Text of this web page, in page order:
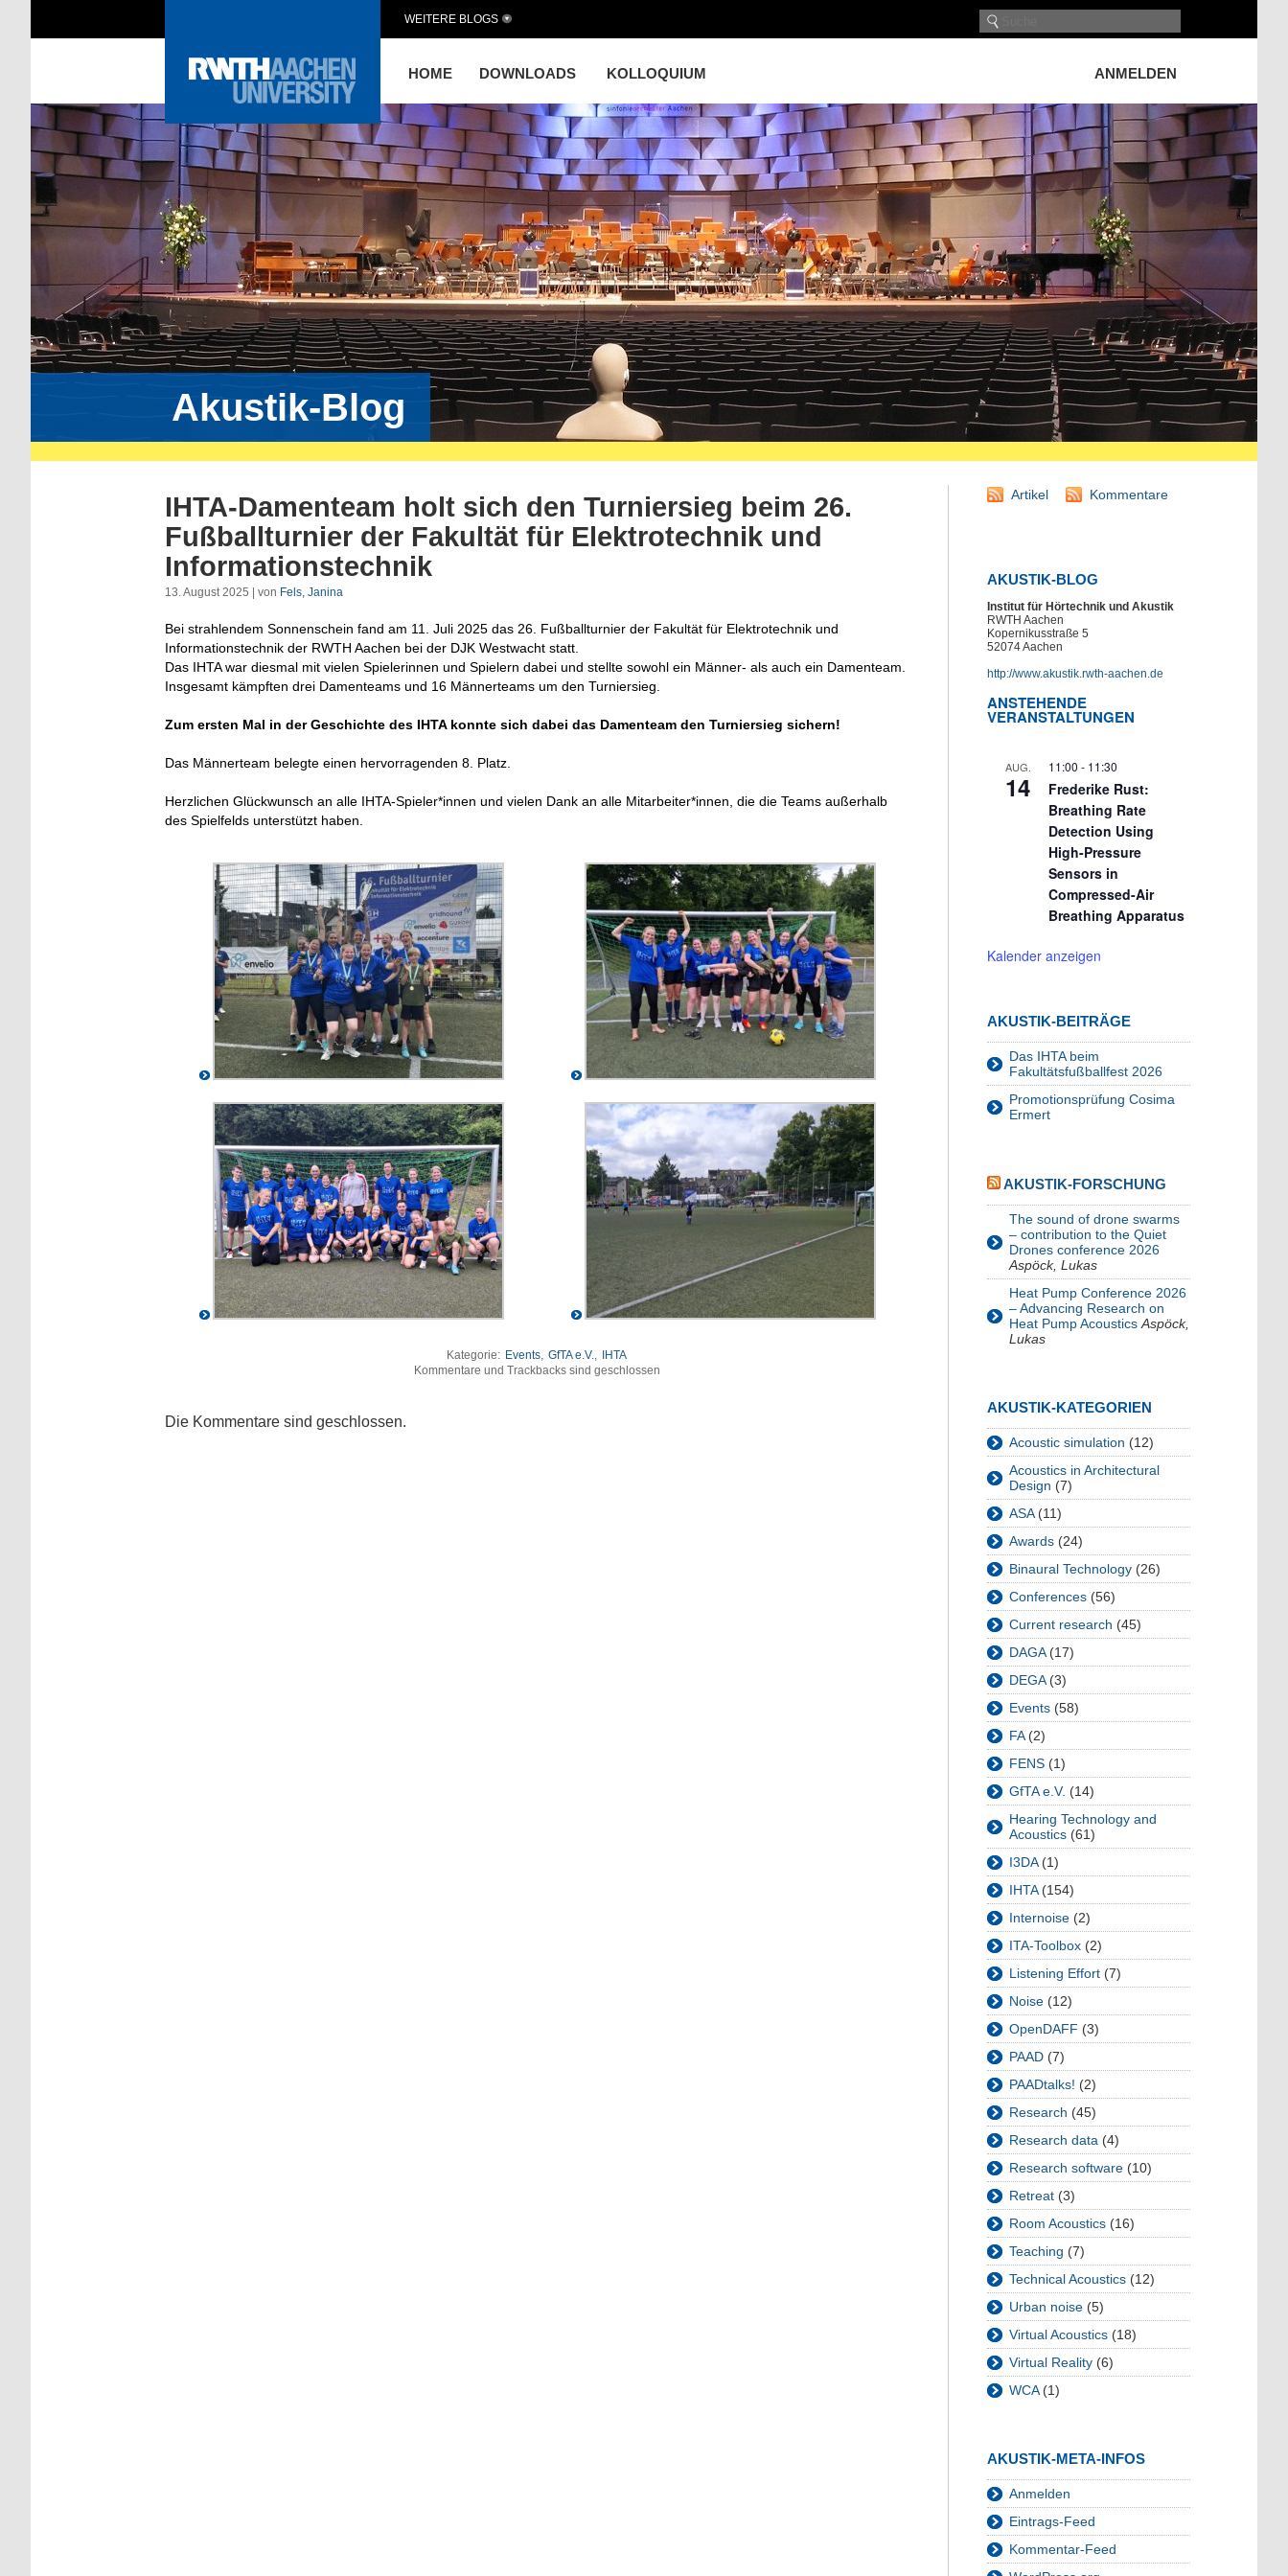
HOME DOWNLOADS KOLLOQUIUM ANMELDEN
WEITERE BLOGS
Akustik-Blog
IHTA-Damenteam holt sich den Turniersieg beim 26.
Fußballturnier der Fakultät für Elektrotechnik und
Informationstechnik
13. August 2025 | von Fels, Janina
Bei strahlendem Sonnenschein fand am 11. Juli 2025 das 26. Fußballturnier der Fakultät für Elektrotechnik und
Informationstechnik der RWTH Aachen bei der DJK Westwacht statt.
Das IHTA war diesmal mit vielen Spielerinnen und Spielern dabei und stellte sowohl ein Männer- als auch ein Damenteam.
Insgesamt kämpften drei Damenteams und 16 Männerteams um den Turniersieg.
Zum ersten Mal in der Geschichte des IHTA konnte sich dabei das Damenteam den Turniersieg sichern!
Das Männerteam belegte einen hervorragenden 8. Platz.
Herzlichen Glückwunsch an alle IHTA-Spieler*innen und vielen Dank an alle Mitarbeiter*innen, die die Teams außerhalb
des Spielfelds unterstützt haben.
Kategorie: Events, GfTA e.V.,
IHTA
Kommentare und Trackbacks sind geschlossen
Die Kommentare sind geschlossen.
Artikel Kommentare
AKUSTIK-BLOG
Institut für Hörtechnik und Akustik
RWTH Aachen
Kopernikusstraße 5
52074 Aachen
http://www.akustik.rwth-aachen.de
ANSTEHENDE
VERANSTALTUNGEN
AUG.
14
11:00 - 11:30
Frederike Rust:
Breathing Rate
Detection Using
High-Pressure
Sensors in
Compressed-Air
Breathing Apparatus
Kalender anzeigen
AKUSTIK-BEITRÄGE
Das IHTA beim
Fakultätsfußballfest 2026
Promotionsprüfung Cosima
Ermert
AKUSTIK-FORSCHUNG
The sound of drone swarms
– contribution to the Quiet
Drones conference 2026
Aspöck, Lukas
Heat Pump Conference 2026
– Advancing Research on
Heat Pump Acoustics Aspöck,
Lukas
AKUSTIK-KATEGORIEN
Acoustic simulation (12)
Acoustics in Architectural
Design (7)
ASA(11)
Awards (24)
Binaural Technology (26)
Conferences (56)
Current research (45)
DAGA(17)
DEGA(3)
Events (58)
FA(2)
FENS (1)
GfTA e.V. (14)
Hearing Technology and
Acoustics (61)
I3DA(1)
IHTA(154)
Internoise (2)
ITA-Toolbox (2)
Listening Effort (7)
Noise (12)
OpenDAFF (3)
PAAD (7)
PAADtalks! (2)
Research (45)
Research data (4)
Research software (10)
Retreat (3)
Room Acoustics (16)
Teaching (7)
Technical Acoustics (12)
Urban noise (5)
Virtual Acoustics (18)
Virtual Reality (6)
WCA(1)
AKUSTIK-META-INFOS
Anmelden
Eintrags-Feed
Kommentar-Feed